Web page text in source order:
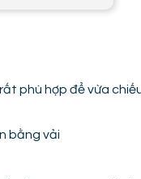
phù hợp để vừa
bằng vải